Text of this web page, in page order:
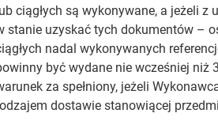
ciągłych są wykonywane, a jeżeli
stanie uzyskać tych dokumentów –
nadal wykonywanych
być wydane nie wcześniej niż
za spełniony, jeżeli
dostawie stanowiącej